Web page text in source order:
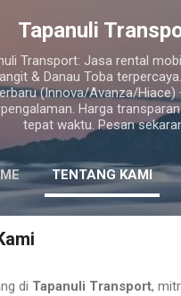
Skip to main content
Tapanuli
Transport: Jasa rental
& Danau Toba
(Innova/Avanza/Hiace)
Harga
tepat waktu. Pesan
TENTANG KAMI
di Tapanuli Transport,